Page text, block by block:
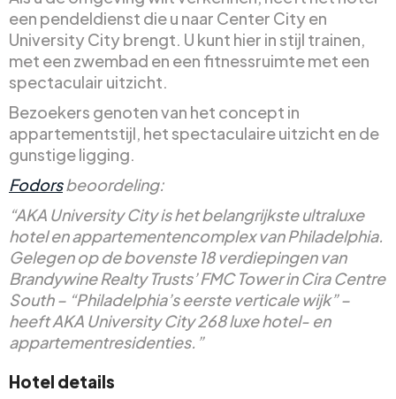
een pendeldienst die u naar Center City en
University City brengt. U kunt hier in stijl trainen,
met een zwembad en een fitnessruimte met een
spectaculair uitzicht.
Bezoekers genoten van het concept in
appartementstijl, het spectaculaire uitzicht en de
gunstige ligging.
Fodorsbeoordeling:
“AKA University City is het belangrijkste ultraluxe
hotel en appartementencomplex van Philadelphia.
Gelegen op de bovenste 18 verdiepingen van
Brandywine Realty Trusts’ FMC Tower in Cira Centre
South – “Philadelphia’s eerste verticale wijk” –
heeft AKA University City 268 luxe hotel- en
appartementresidenties.”
Hotel details